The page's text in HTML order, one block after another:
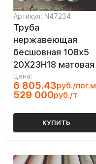
Артикул: N47234
Труба
нержавеющая
бесшовная 108х5
20Х23Н18 матовая
Цена:
6 805.43руб./пог.м
529 000руб./т
КУПИТЬ